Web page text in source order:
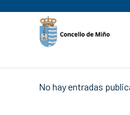
No hay entradas